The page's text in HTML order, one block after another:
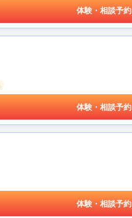
体験・相談予約
体験・相談予約
体験・相談予約